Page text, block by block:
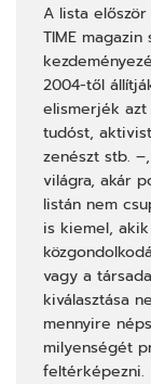
A lista
TIME
2004-től
elismerjék
tudóst,
zenészt stb.
világra, akár
listán nem
is kiemel,
vagy a
kiválasztása
mennyire
milyenségét
feltérképezni.